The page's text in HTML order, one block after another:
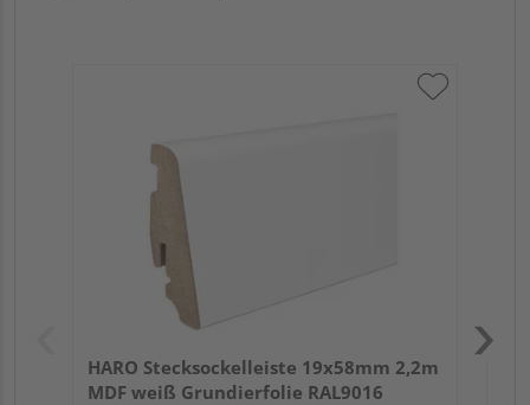
HARO Stecksockelleiste 19x58mm 2,2m
MDF weiß Grundierfolie RAL9016